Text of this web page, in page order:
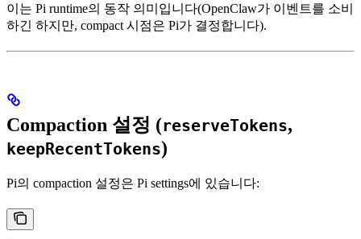
이는 Pi runtime의 동작 의미입니다(OpenClaw가 이벤트를 소비
하긴 하지만, compact 시점은 Pi가 결정합니다).
Compaction 설정 (reserveTokens,
keepRecentTokens)
Pi의 compaction 설정은 Pi settings에 있습니다: